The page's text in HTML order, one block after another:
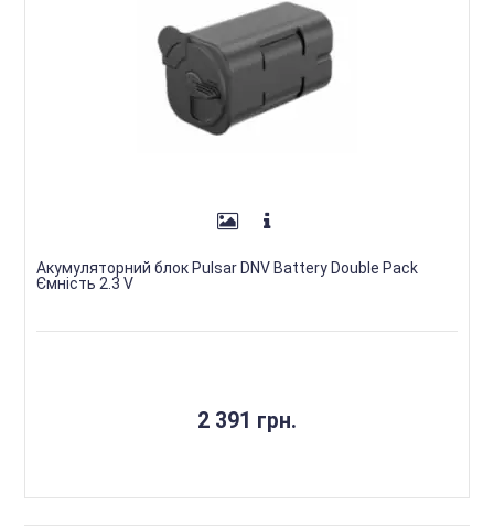
Акумуляторний блок Pulsar DNV Battery Double Pack
Ємність 2.3 V
2 391 грн.